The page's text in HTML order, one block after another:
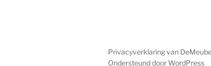
Privacyverklaring van
Ondersteund door WordPress